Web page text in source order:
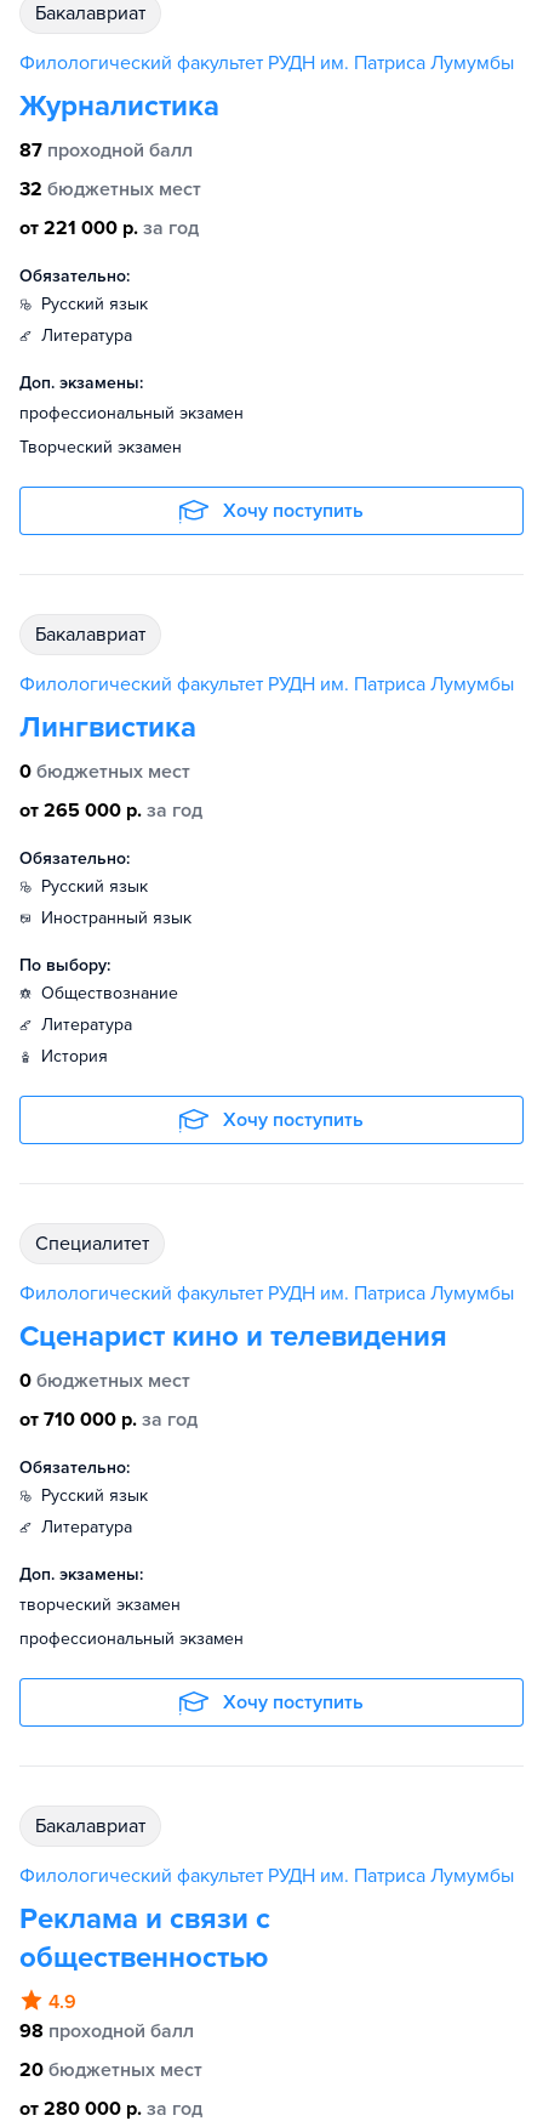
бакалавриат
Филологический факультет РУДН им. Патриса Лумумбы
Журналистика
87 проходной балл
32 бюджетных мест
от 221 000 р. за год
Обязательно:
русский язык
литература
Доп. экзамены:
профессиональный экзамен
Творческий экзамен
Хочу поступить
бакалавриат
Филологический факультет РУДН им. Патриса Лумумбы
Лингвистика
0 бюджетных мест
от 265 000 р. за год
Обязательно:
русский язык
иностранный язык
По выбору:
обществознание
литература
история
Хочу поступить
специалитет
Филологический факультет РУДН им. Патриса Лумумбы
Сценарист кино и телевидения
0 бюджетных мест
от 710 000 р. за год
Обязательно:
русский язык
литература
Доп. экзамены:
творческий экзамен
профессиональный экзамен
Хочу поступить
бакалавриат
Филологический факультет РУДН им. Патриса Лумумбы
Реклама и связи с
общественностью
4.9
98 проходной балл
20 бюджетных мест
от 280 000 р. за год